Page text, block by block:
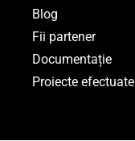
Blog
Fii partener
Documentație
Proiecte efectuate